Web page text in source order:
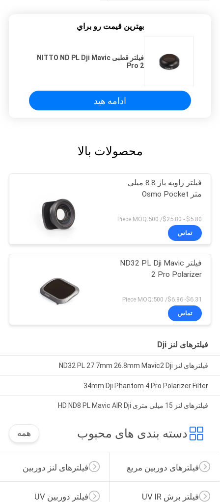
بهترين قيمت رو براي
فیلتر قطبی NITTO ND PL Dji Mavic
Pro 2
ادامه هید
محصولات بالا
فیلتر زاویه باز 8.8 میلی
متر Osmo Pocket
$5.80 - $25.80/ Piece MOQ:500
تماس
فیلتر ND32 PL Dji Mavic
2 Pro Polarizer
$6.31- $6.86/ Piece MOQ:500
تماس
فیلترهای لنز Dji
فیلترهای لنز ND32 PL 27.7mm 26.8mm Mavic2 Dji
34mm Dji Phantom 4 Pro Polarizer Filter
فیلترهای لنز 15 میلی متری HD ND8 PL Mavic AIR Dji
دسته بندی های محبوب همه
فیلترهای لنز دوربین فیلترهای دوربین مربع
فیلتر دوربین UV فیلتر برش UV IR